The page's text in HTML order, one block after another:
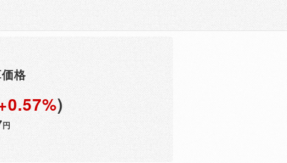
格
)
円